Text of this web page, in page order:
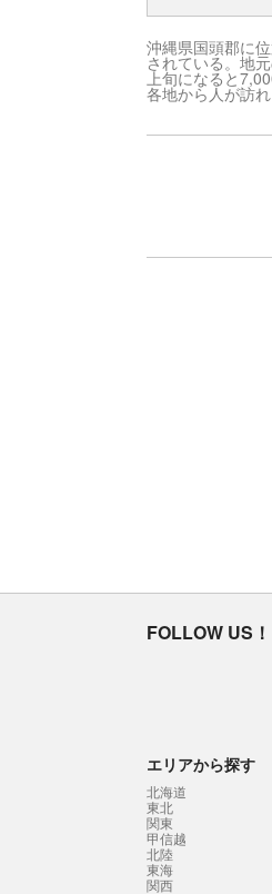
沖縄県国頭郡に
されている。地
上旬になると
各地から人が訪
FOLLOW US！
エリアから探す
北海道
東北
関東
甲信越
北陸
東海
関西